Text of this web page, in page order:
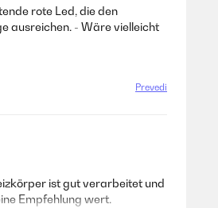
rote Led, die den
ausreichen. - Wäre vielleicht
Prevedi
ist gut verarbeitet und
Empfehlung wert.